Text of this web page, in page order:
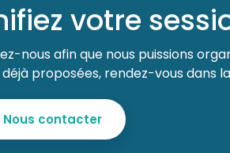
votre
nous afin que nous puissions
déjà proposées, rendez-vous dans
Nous contacter